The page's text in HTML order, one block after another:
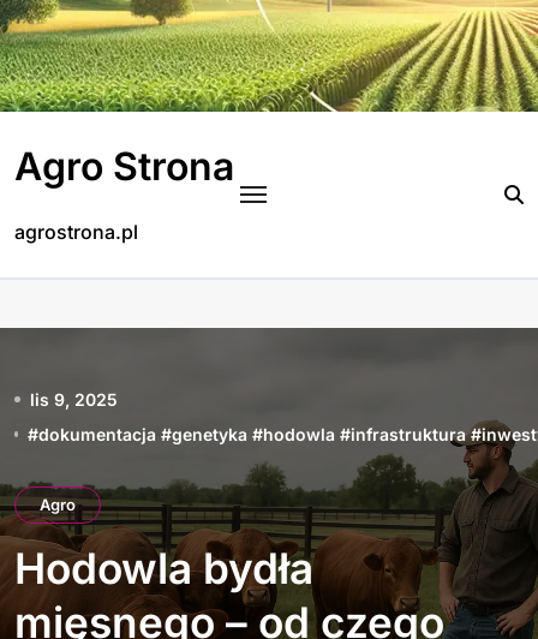
Skip
to
content
Agro Strona
agrostrona.pl
lis 9, 2025
#dokumentacja #genetyka #hodowla #infrastruktura #
Agro
Hodowla bydła
mięsnego – od czego